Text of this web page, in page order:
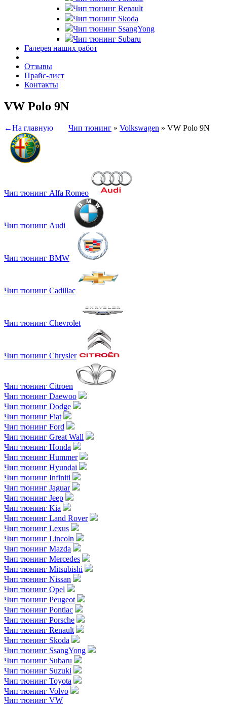
Чип тюнинг Renault
Чип тюнинг Skoda
Чип тюнинг SsangYong
Чип тюнинг Subaru
Галерея наших работ
Отзывы
Прайс-лист
Контакты
VW Polo 9N
←На главную Чип тюнинг » Volkswagen » VW Polo 9N
Чип тюнинг Alfa Romeo
Чип тюнинг Audi
Чип тюнинг BMW
Чип тюнинг Cadillac
Чип тюнинг Chevrolet
Чип тюнинг Chrysler
Чип тюнинг Citroen
Чип тюнинг Daewoo
Чип тюнинг Dodge
Чип тюнинг Fiat
Чип тюнинг Ford
Чип тюнинг Great Wall
Чип тюнинг Honda
Чип тюнинг Hummer
Чип тюнинг Hyundai
Чип тюнинг Infiniti
Чип тюнинг Jaguar
Чип тюнинг Jeep
Чип тюнинг Kia
Чип тюнинг Land Rover
Чип тюнинг Lexus
Чип тюнинг Lincoln
Чип тюнинг Mazda
Чип тюнинг Mercedes
Чип тюнинг Mitsubishi
Чип тюнинг Nissan
Чип тюнинг Opel
Чип тюнинг Peugeot
Чип тюнинг Pontiac
Чип тюнинг Porsche
Чип тюнинг Renault
Чип тюнинг Skoda
Чип тюнинг SsangYong
Чип тюнинг Subaru
Чип тюнинг Suzuki
Чип тюнинг Toyota
Чип тюнинг Volvo
Чип тюнинг VW